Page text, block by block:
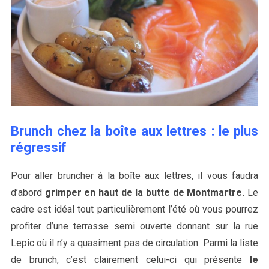
Brunch chez la boîte aux lettres : le plus
régressif
Pour aller bruncher à la boîte aux lettres, il vous faudra
d’abord grimper en haut de la butte de Montmartre. Le
cadre est idéal tout particulièrement l’été où vous pourrez
profiter d’une terrasse semi ouverte donnant sur la rue
Lepic où il n’y a quasiment pas de circulation. Parmi la liste
de brunch, c’est clairement celui-ci qui présente
le